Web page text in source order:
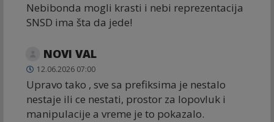
Nebibonda mogli krasti i nebi reprezentacija
SNSD ima šta da jede!
NOVI VAL
12.06.2026 07:00
Upravo tako , sve sa prefiksima je nestalo
nestaje ili ce nestati, prostor za lopovluk i
manipulacije a vreme je to pokazalo.